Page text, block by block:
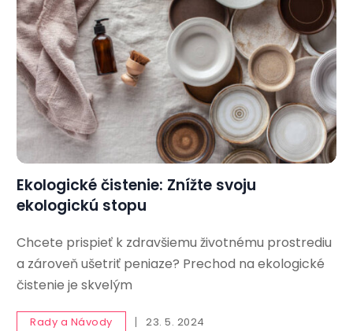
Ekologické čistenie: Znížte svoju
ekologickú stopu
Chcete prispieť k zdravšiemu životnému prostrediu
a zároveň ušetriť peniaze? Prechod na ekologické
čistenie je skvelým
Rady a Návody 23. 5. 2024